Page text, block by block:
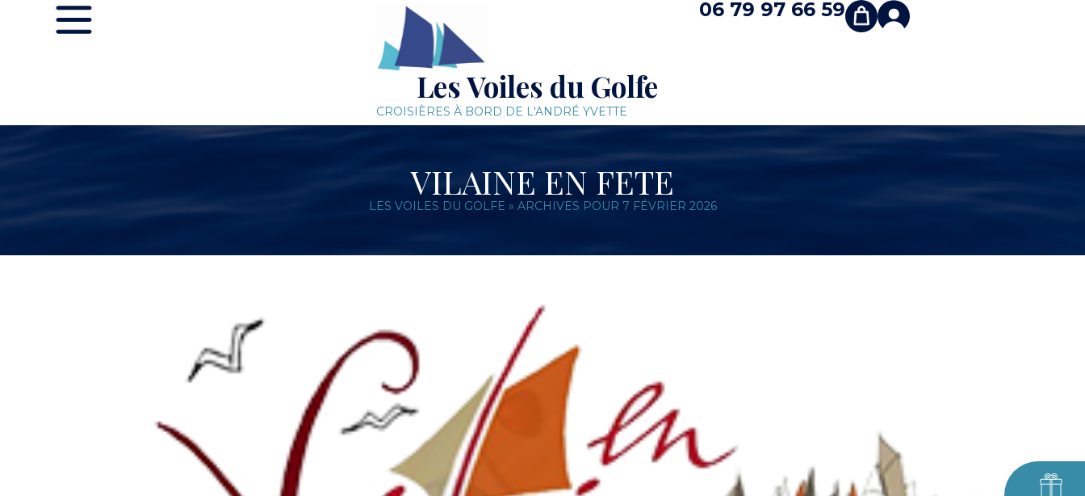
Les Voiles du Golfe
CROISIÈRES À BORD DE L'ANDRÉ YVETTE
06 79 97 66 59
VILAINE EN FETE
LES VOILES DU GOLFE » ARCHIVES POUR 7 FÉVRIER 2026